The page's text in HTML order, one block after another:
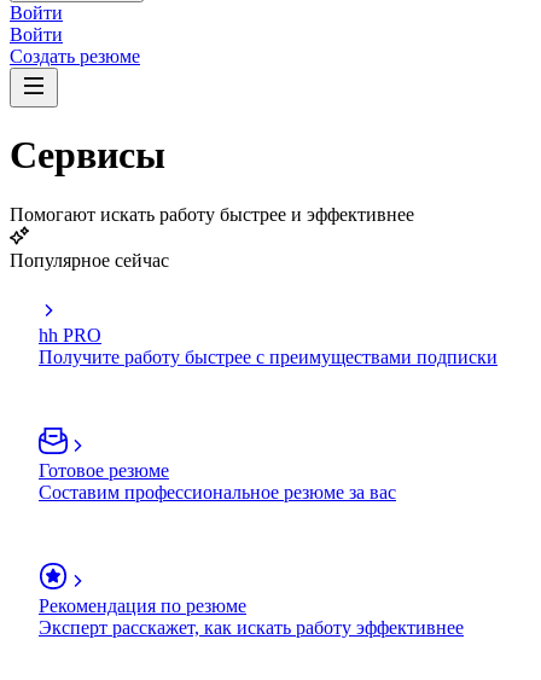
Войти
Войти
Создать резюме
Сервисы
Помогают искать работу быстрее и эффективнее
Популярное сейчас
hh PRO
Получите работу быстрее с преимуществами подписки
Готовое резюме
Составим профессиональное резюме за вас
Рекомендация по резюме
Эксперт расскажет, как искать работу эффективнее